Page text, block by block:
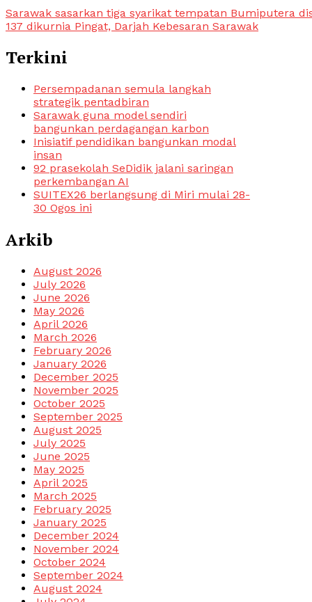
Sarawak sasarkan tiga syarikat tempatan Bumiputera
137 dikurnia Pingat, Darjah Kebesaran Sarawak
Terkini
Persempadanan semula langkah
strategik pentadbiran
Sarawak guna model sendiri
bangunkan perdagangan karbon
Inisiatif pendidikan bangunkan modal
insan
92 prasekolah SeDidik jalani saringan
perkembangan AI
SUITEX26 berlangsung di Miri mulai 28-
30 Ogos ini
Arkib
August 2026
July 2026
June 2026
May 2026
April 2026
March 2026
February 2026
January 2026
December 2025
November 2025
October 2025
September 2025
August 2025
July 2025
June 2025
May 2025
April 2025
March 2025
February 2025
January 2025
December 2024
November 2024
October 2024
September 2024
August 2024